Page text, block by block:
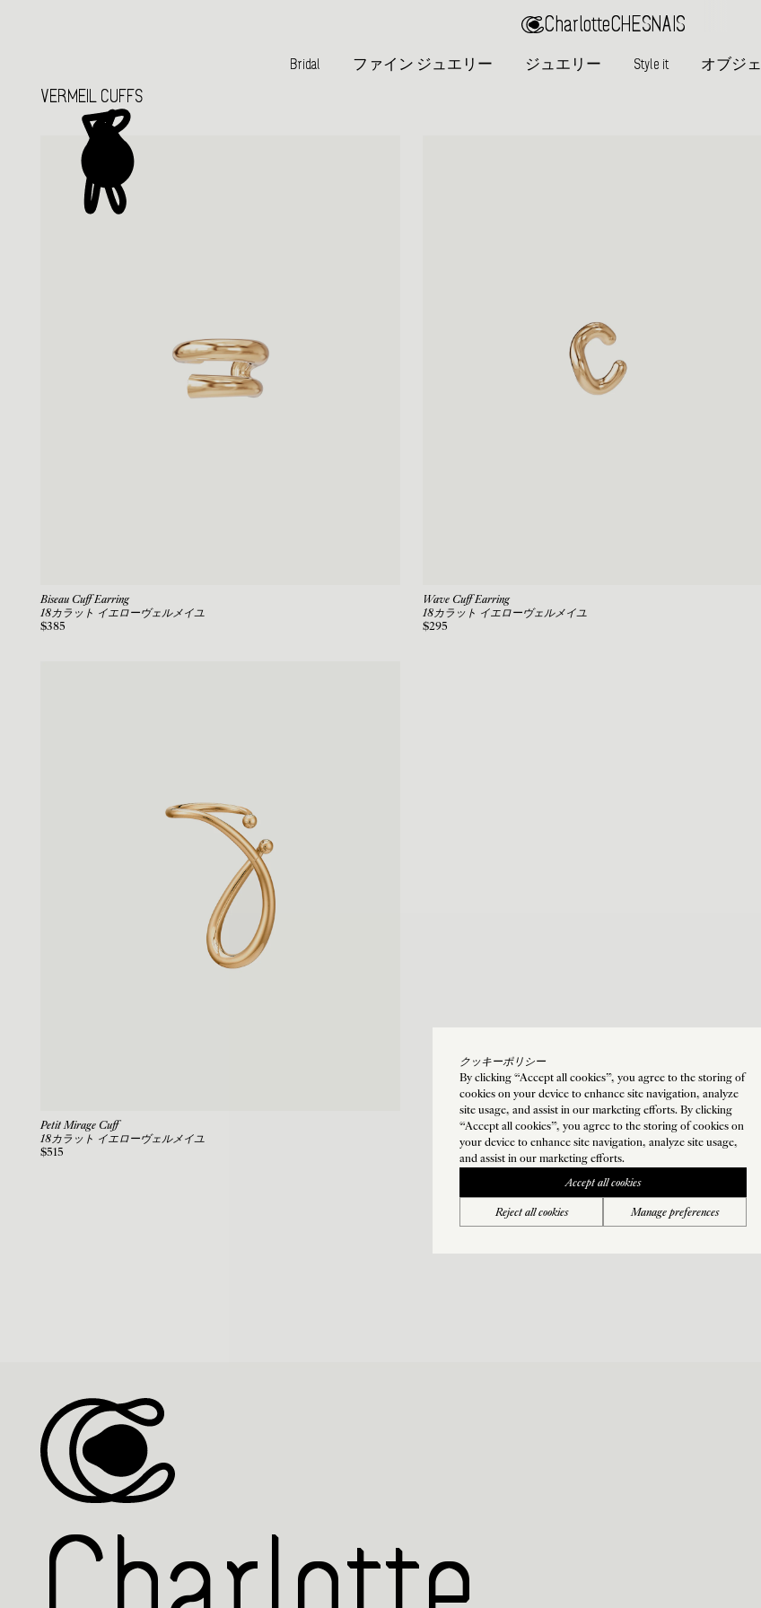
CharlotteCHESNAIS
Bridal ファイン ジュエリー ジュエリー Style it オブジェ
VERMEIL CUFFS
Biseau Cuff Earring
18カラット イエローヴェルメイユ
$385
Wave Cuff Earring
18カラット イエローヴェルメイユ
$295
Petit Mirage Cuff
18カラット イエローヴェルメイユ
$515
クッキーポリシー
By clicking “Accept all cookies”, you agree to the storing of
cookies on your device to enhance site navigation, analyze
site usage, and assist in our marketing efforts. By clicking
“Accept all cookies”, you agree to the storing of cookies on
your device to enhance site navigation, analyze site usage,
and assist in our marketing efforts.
Reject all cookies Manage preferences
Accept all cookies